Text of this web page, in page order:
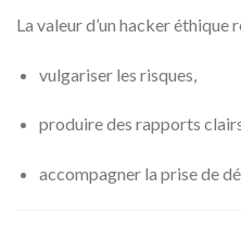
La valeur d’un hacker éthique
vulgariser les risques,
produire des rapports
accompagner la prise de